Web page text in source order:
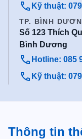
Kỹ thuật:
TP. BÌNH
Số 123 Thích
Bình Dương
Hotline: 085
Kỹ thuật:
Thông tin